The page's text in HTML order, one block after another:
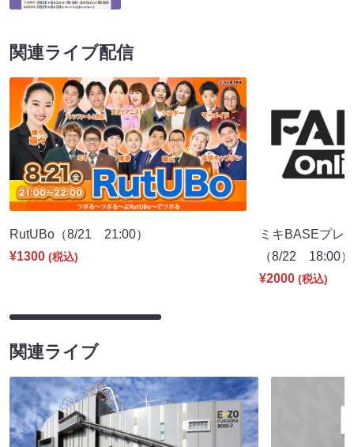
関連ライブ配信
RutUBo（8/21 21:00）
¥1300 (税込)
ミキBASEプレ
（8/22 18:00）
¥2000 (税込)
関連ライブ